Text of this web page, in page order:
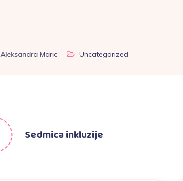
Aleksandra Maric Uncategorized
Sedmica inkluzije